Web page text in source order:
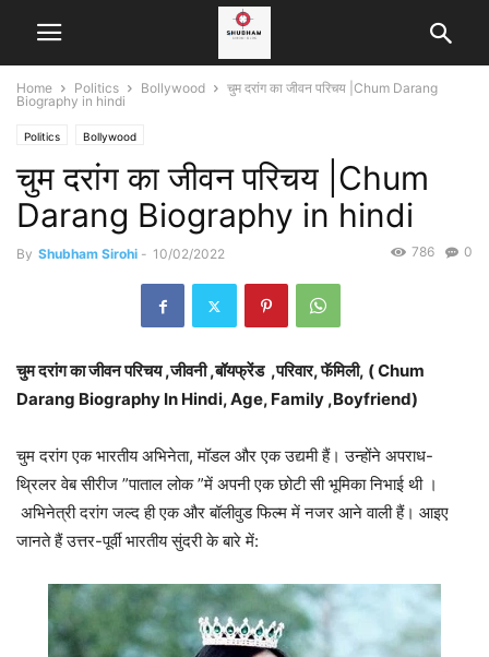
Home Politics Bollywood
चुम दरांग का जीवन परिचय |Chum Darang
Biography in hindi
Politics Bollywood
चुम दरांग का जीवन परिचय |Chum
Darang Biography in hindi
By Shubham Sirohi - 10/02/2022 0
786
चुम दरांग का जीवन परिचय ,जीवनी ,बॉयफ्रेंड ,परिवार, फॅमिली, ( Chum
Darang Biography In Hindi, Age, Family ,Boyfriend)
चुम दरांग एक भारतीय अभिनेता, मॉडल और एक उद्यमी हैं। उन्होंने अपराध-
थ्रिलर वेब सीरीज ”पाताल लोक ”में अपनी एक छोटी सी भूमिका निभाई थी ।
अभिनेत्री दरांग जल्द ही एक और बॉलीवुड फिल्म में नजर आने वाली हैं। आइए
जानते हैं उत्तर-पूर्वी भारतीय सुंदरी के बारे में: